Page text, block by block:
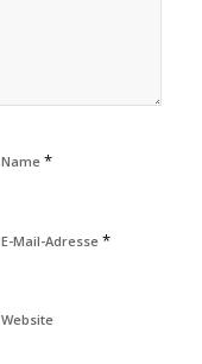
Name *
E-Mail-Adresse *
Website